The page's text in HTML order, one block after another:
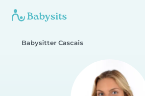
Babysitter Cascais